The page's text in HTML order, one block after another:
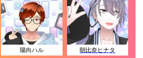
陽向ハル 朝比奈ヒナタ